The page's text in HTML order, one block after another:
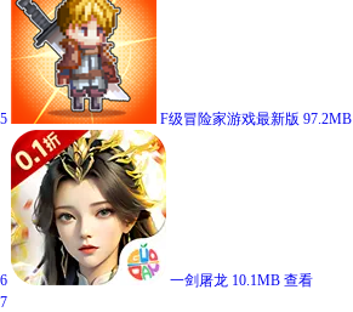
5 F级冒险家游戏最新版 97.2MB
6 一剑屠龙 10.1MB 查看
7